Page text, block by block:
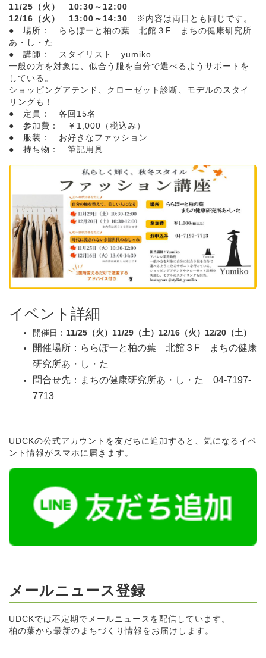
11/25（火） 10:30～12:00
12/16（火） 13:00～14:30 ※内容は両日とも同じです。
● 場所： ららぽーと柏の葉 北館３F まちの健康研究所
あ・し・た
● 講師： スタイリスト yumiko
一般の方を対象に、似合う服を自分で選べるようサポートを
している。
ショッピングアテンド、クローゼット診断、モデルのスタイ
リングも！
● 定員： 各回15名
● 参加費： ￥1,000（税込み）
● 服装： お好きなファッション
● 持ち物： 筆記用具
イベント詳細
開催日： 11/25（火）11/29（土）12/16（火）12/20（土）
開催場所：ららぽーと柏の葉 北館３F まちの健康
研究所あ・し・た
問合せ先：まちの健康研究所あ・し・た 04-7197-
7713
UDCKの公式アカウントを友だちに追加すると、気になるイベ
ント情報がスマホに届きます。
メールニュース登録
UDCKでは不定期でメールニュースを配信しています。
柏の葉から最新のまちづくり情報をお届けします。